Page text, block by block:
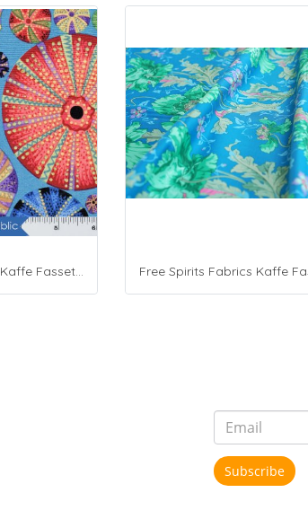
Free Spirits Fabrics Kaffe Fassette Collective Urchin Dark
Subscribe